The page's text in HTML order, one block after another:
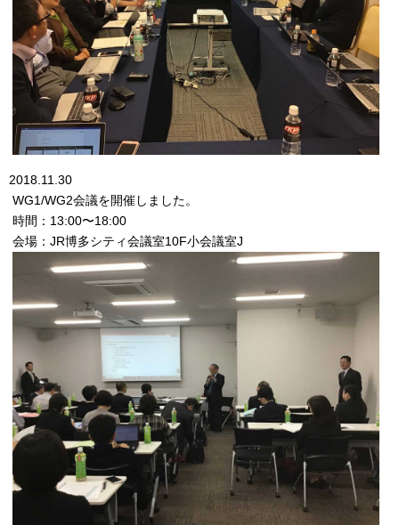
2018.11.30
WG1/WG2会議を開催しました。
時間：13:00〜18:00
会場：JR博多シティ会議室10F小会議室J